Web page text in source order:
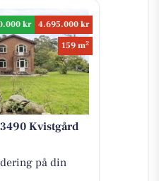
kr
4.695.000 kr
159 m2
Kvistgård
på din